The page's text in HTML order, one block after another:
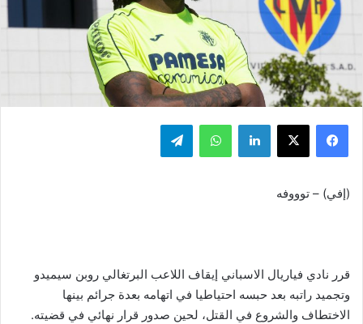
فيسبوك ‫X لينكدإن واتساب تيلقرام
(إفي) – توووفه
قرر نادي فياريال الاسباني إيقاف اللاعب البرتغالي روبن سيميدو
وتجميد راتبه بعد حبسه احتياطيا في اتهامه بعدة جرائم بينها
الاختطاف والشروع في القتل، لحين صدور قرار نهائي في قضيته.